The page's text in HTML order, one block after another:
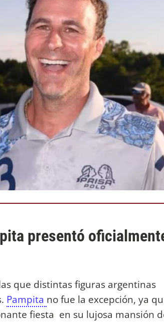
presentó
que distintas figuras argentinas
Pampita no fue la excepción, ya
fiesta en su lujosa mansión